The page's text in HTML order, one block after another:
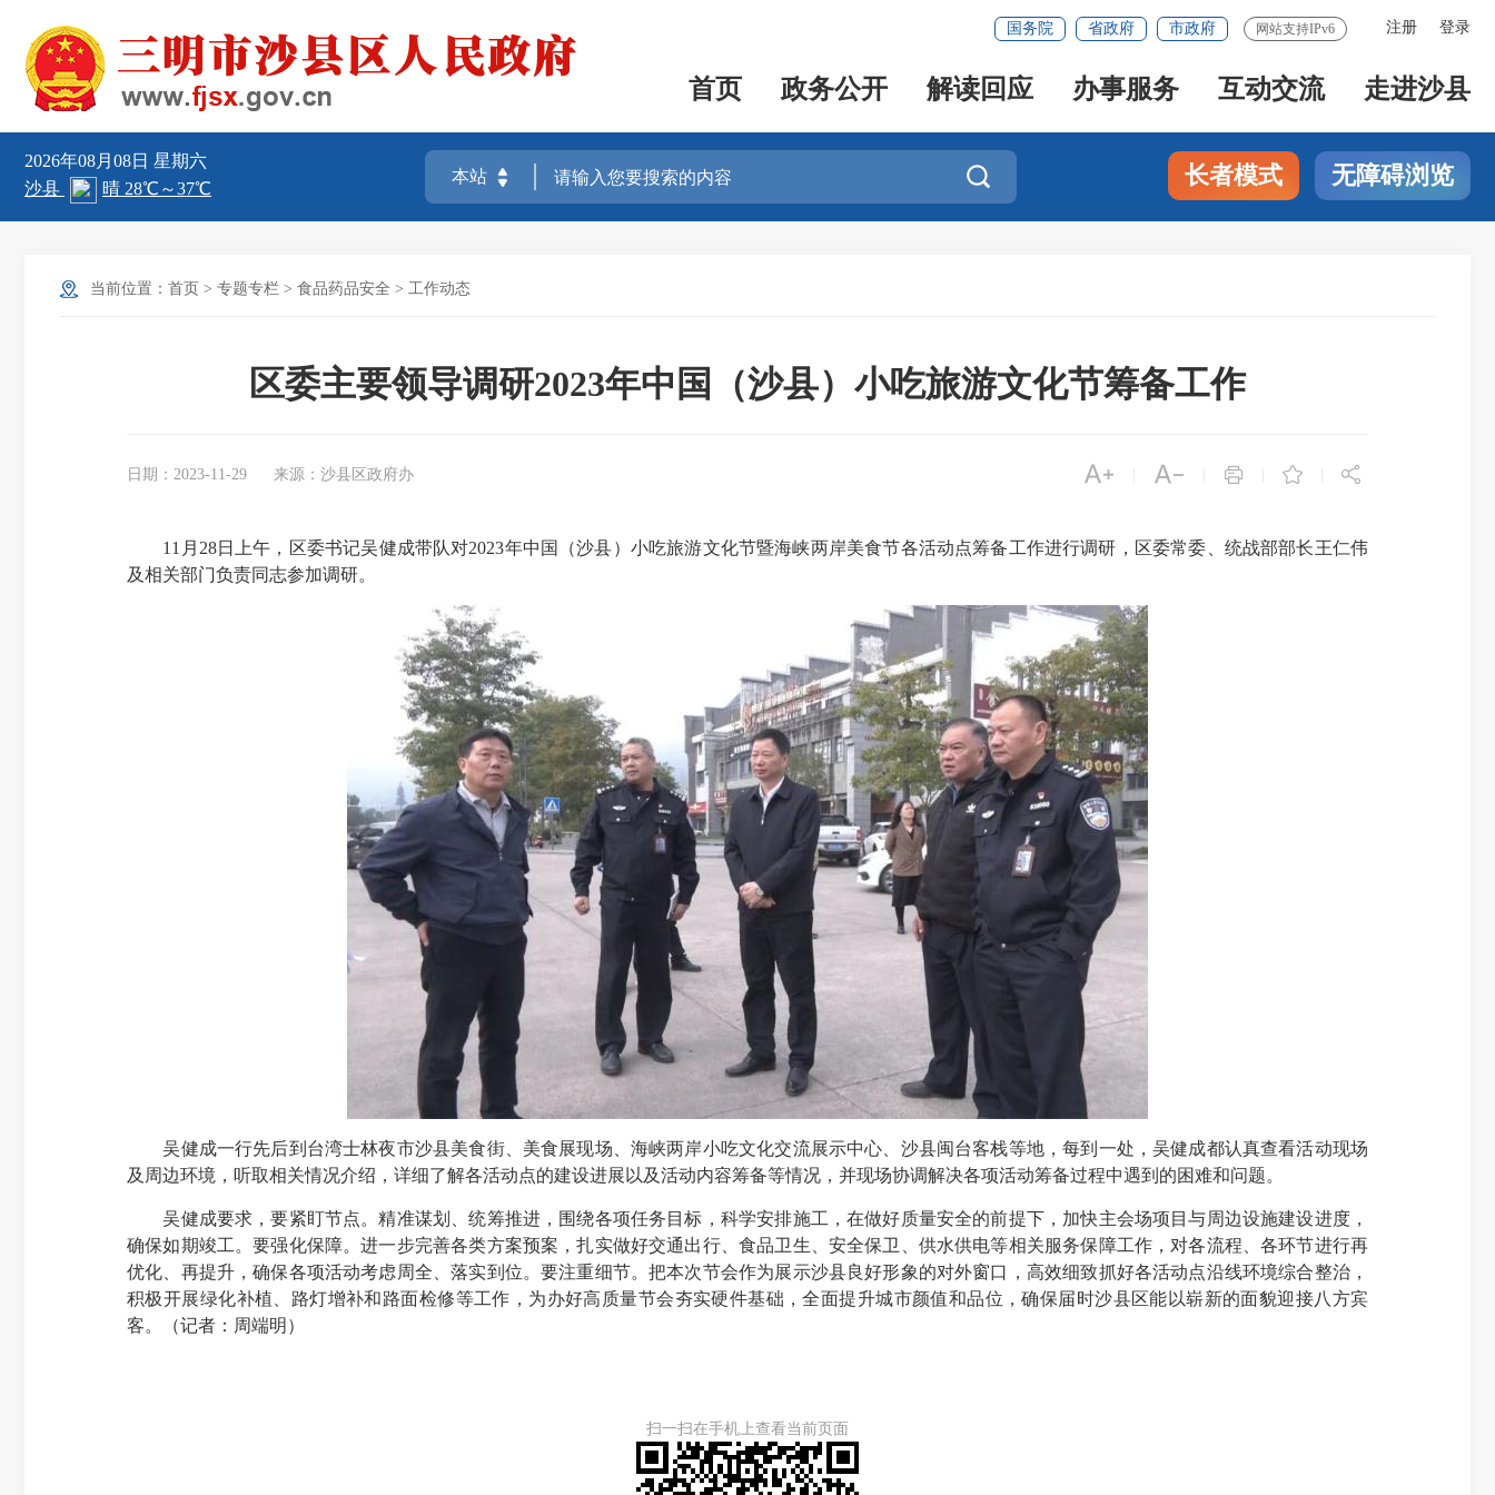
注册 登录
国务院 省政府 市政府 网站支持IPv6
首页 政务公开 解读回应 办事服务 互动交流 走进沙县
2026年08月08日 星期六
 长者模式 无障碍浏览
当前位置： 首页 > 专题专栏 > 食品药品安全 > 工作动态
区委主要领导调研2023年中国（沙县）小吃旅游文化节筹备工作
日期：2023-11-29 来源：沙县区政府办     
11月28日上午，区委书记吴健成带队对2023年中国（沙县）小吃旅游文化节暨海峡两岸美食节各活动点筹备工作进行调研，区委常委、统战部部长王仁伟
及相关部门负责同志参加调研。
吴健成一行先后到台湾士林夜市沙县美食街、美食展现场、海峡两岸小吃文化交流展示中心、沙县闽台客栈等地，每到一处，吴健成都认真查看活动现场
及周边环境，听取相关情况介绍，详细了解各活动点的建设进展以及活动内容筹备等情况，并现场协调解决各项活动筹备过程中遇到的困难和问题。
吴健成要求，要紧盯节点。精准谋划、统筹推进，围绕各项任务目标，科学安排施工，在做好质量安全的前提下，加快主会场项目与周边设施建设进度，
确保如期竣工。要强化保障。进一步完善各类方案预案，扎实做好交通出行、食品卫生、安全保卫、供水供电等相关服务保障工作，对各流程、各环节进行再
优化、再提升，确保各项活动考虑周全、落实到位。要注重细节。把本次节会作为展示沙县良好形象的对外窗口，高效细致抓好各活动点沿线环境综合整治，
积极开展绿化补植、路灯增补和路面检修等工作，为办好高质量节会夯实硬件基础，全面提升城市颜值和品位，确保届时沙县区能以崭新的面貌迎接八方宾
客。（记者：周端明 ）
扫一扫在手机上查看当前页面